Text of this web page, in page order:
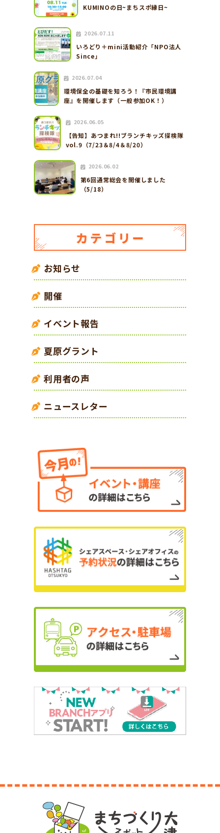
KUMINOの日~まちスポ縁日~
2026.07.11
いろどり＋mini活動紹介「NPO法人
Since」
2026.07.04
環境保全の基礎を知ろう！『市民環境講
座』を開催します（一般参加OK！）
2026.06.05
【告知】あつまれ!!ブランチキッズ探検隊
vol.9（7/23＆8/4＆8/20）
2026.06.02
第6回通常総会を開催しました
（5/18）
お知らせ
開催
イベント報告
夏原グラント
利用者の声
ニュースレター